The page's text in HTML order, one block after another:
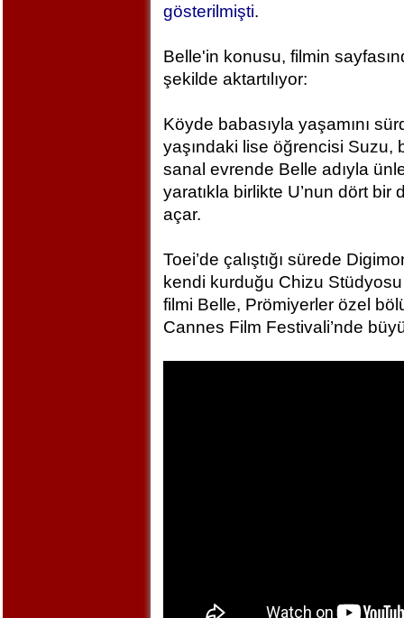
gösterilmişti.
Belle'in konusu, filmin
şekilde aktartılıyor:
Köyde babasıyla yaşamını
yaşındaki lise öğrencisi Suzu,
sanal evrende Belle adıyla
yaratıkla birlikte U’nun dört
açar.
Toei’de çalıştığı sürede
kendi kurduğu Chizu
filmi Belle, Prömiyerler özel
Cannes Film Festivali’nde